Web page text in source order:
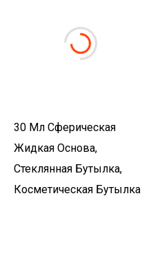
30 Мл Сферическая
Жидкая Основа,
Стеклянная Бутылка,
Косметическая Бутылка